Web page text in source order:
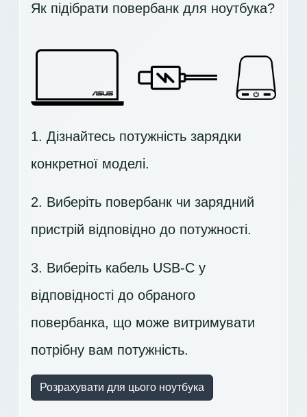
Як підібрати повербанк для ноутбука?
1. Дізнайтесь потужність зарядки
конкретної моделі.
2. Виберіть повербанк чи зарядний
пристрій відповідно до потужності.
3. Виберіть кабель USB-C у
відповідності до обраного
повербанка, що може витримувати
потрібну вам потужність.
Розрахувати для цього ноутбука